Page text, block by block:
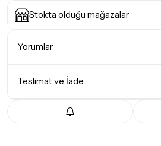
Stokta olduğu mağazalar
Yorumlar
Teslimat ve İade
Teslimat Koşulları